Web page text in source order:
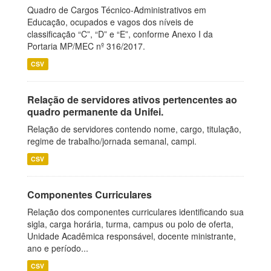
Quadro de Cargos Técnico-Administrativos em
Educação, ocupados e vagos dos níveis de
classificação “C”, “D” e “E”, conforme Anexo I da
Portaria MP/MEC nº 316/2017.
CSV
Relação de servidores ativos pertencentes ao
quadro permanente da Unifei.
Relação de servidores contendo nome, cargo, titulação,
regime de trabalho/jornada semanal, campi.
CSV
Componentes Curriculares
Relação dos componentes curriculares identificando sua
sigla, carga horária, turma, campus ou polo de oferta,
Unidade Acadêmica responsável, docente ministrante,
ano e período...
CSV